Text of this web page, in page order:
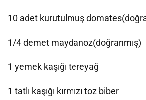
10 adet kurutulmuş
1/4 demet maydanoz(doğranmış)
1 yemek kaşığı tereyağ
1 tatlı kaşığı kırmızı toz biber